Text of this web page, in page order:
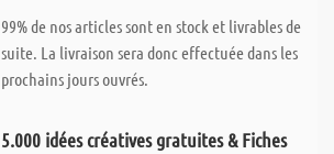
99% de nos articles sont en stock et livrables de
suite. La livraison sera donc effectuée dans les
prochains jours ouvrés.
5.000 idées créatives gratuites & Fiches